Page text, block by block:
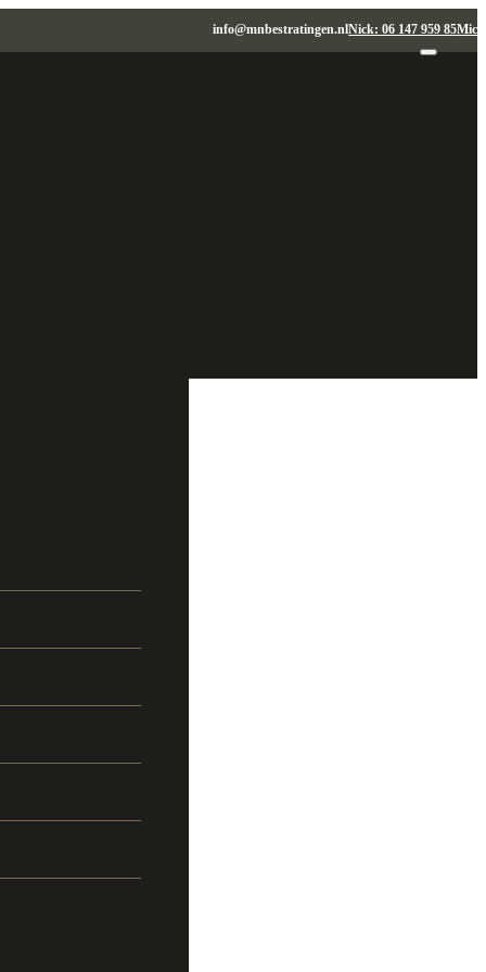
info@mnbestratingen.nlNick: 06 147 959 85